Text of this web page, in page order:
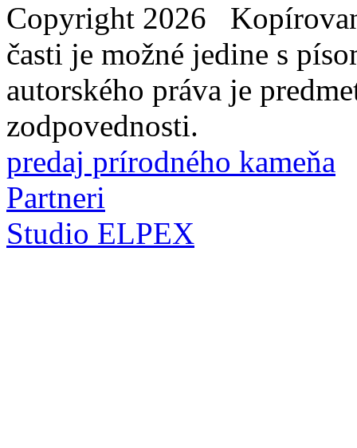
Copyright 2026
časti je možné jedine s
autorského práva je
zodpovednosti.
predaj prírodného kameňa
Partneri
Studio ELPEX